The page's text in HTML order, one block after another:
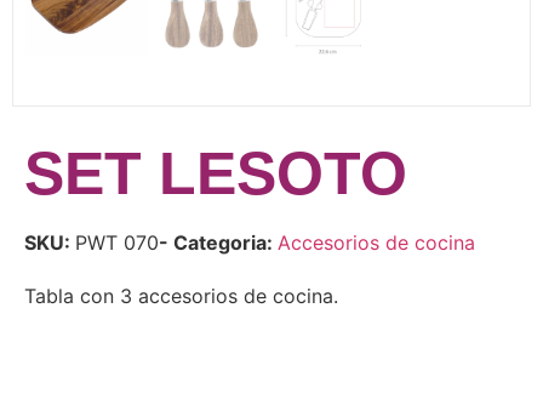
SET LESOTO
SKU: PWT 070- Categoria: Accesorios de cocina
Tabla con 3 accesorios de cocina.